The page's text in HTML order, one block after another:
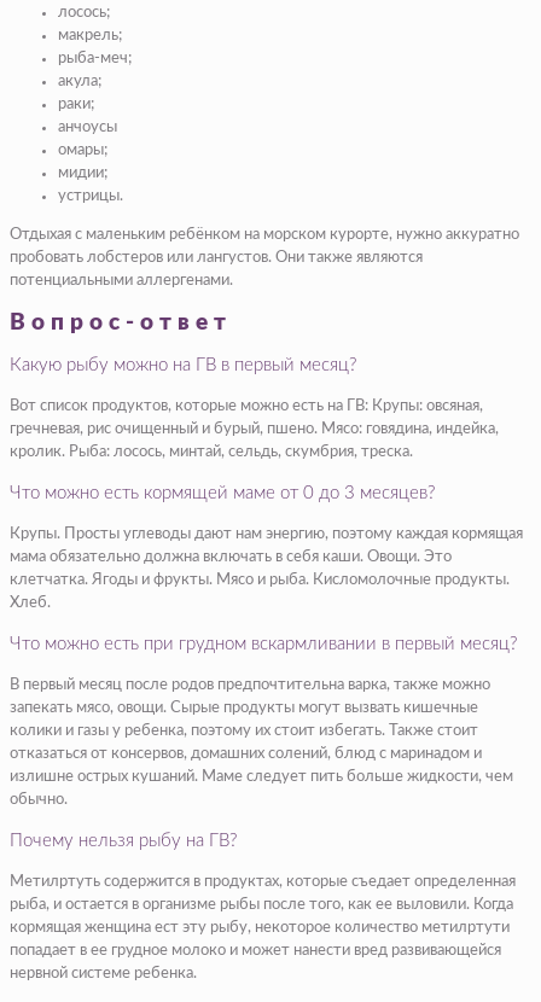
лосось;
макрель;
рыба-меч;
акула;
раки;
анчоусы
омары;
мидии;
устрицы.
Отдыхая с маленьким ребёнком на морском курорте, нужно аккуратно
пробовать лобстеров или лангустов. Они также являются
потенциальными аллергенами.
Вопрос-ответ
Какую рыбу можно на ГВ в первый месяц?
Вот список продуктов, которые можно есть на ГВ: Крупы: овсяная,
гречневая, рис очищенный и бурый, пшено. Мясо: говядина, индейка,
кролик. Рыба: лосось, минтай, сельдь, скумбрия, треска.
Что можно есть кормящей маме от 0 до 3 месяцев?
Крупы. Просты углеводы дают нам энергию, поэтому каждая кормящая
мама обязательно должна включать в себя каши. Овощи. Это
клетчатка. Ягоды и фрукты. Мясо и рыба. Кисломолочные продукты.
Хлеб.
Что можно есть при грудном вскармливании в первый месяц?
В первый месяц после родов предпочтительна варка, также можно
запекать мясо, овощи. Сырые продукты могут вызвать кишечные
колики и газы у ребенка, поэтому их стоит избегать. Также стоит
отказаться от консервов, домашних солений, блюд с маринадом и
излишне острых кушаний. Маме следует пить больше жидкости, чем
обычно.
Почему нельзя рыбу на ГВ?
Метилртуть содержится в продуктах, которые съедает определенная
рыба, и остается в организме рыбы после того, как ее выловили. Когда
кормящая женщина ест эту рыбу, некоторое количество метилртути
попадает в ее грудное молоко и может нанести вред развивающейся
нервной системе ребенка.